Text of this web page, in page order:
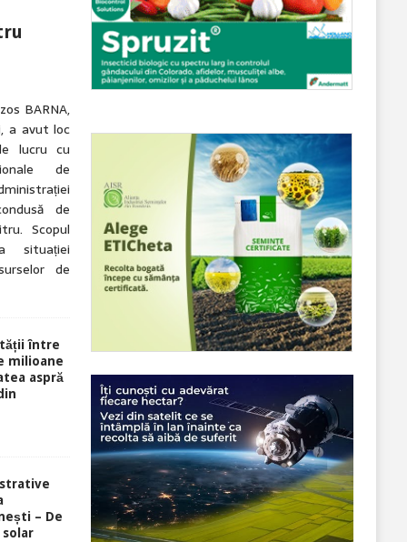
BARNA,
a avut loc
lucru cu
de
de
Scopul
situației
de
între
milioane
aspră
– De